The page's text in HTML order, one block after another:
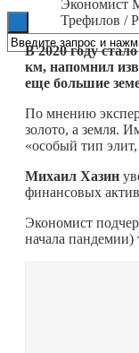
Экономист
Трефилов /
В 2020 году
км, напомнил
еще большие
По мнению
золото, а земля.
«особый тип
Михаил Хазин
финансовых
Экономист
начала пандемии)